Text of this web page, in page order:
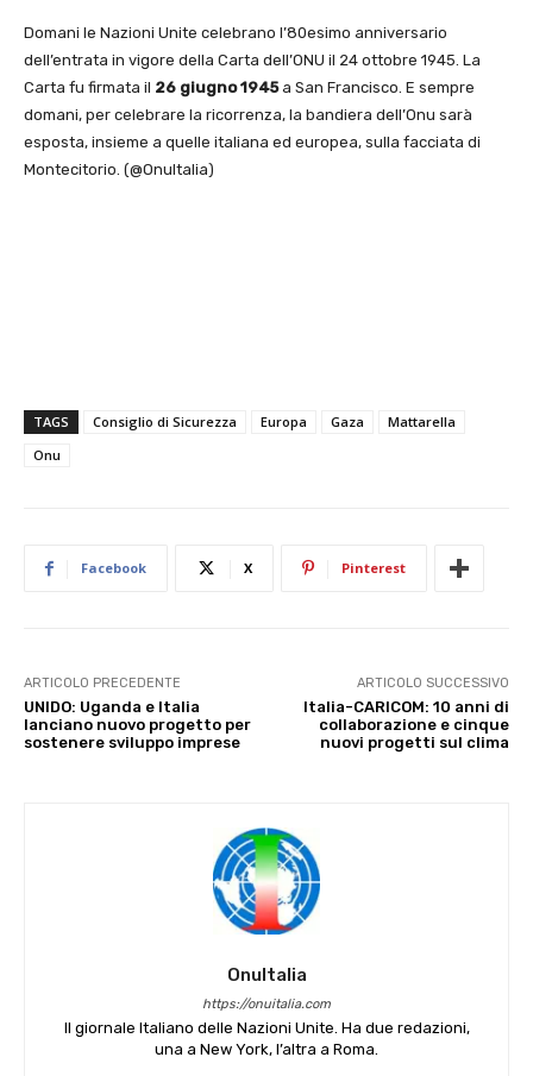
Domani le Nazioni Unite celebrano l’80esimo anniversario
dell’entrata in vigore della Carta dell’ONU il 24 ottobre 1945. La
Carta fu firmata il 26 giugno 1945a San Francisco. E sempre
domani, per celebrare la ricorrenza, la bandiera dell’Onu sarà
esposta, insieme a quelle italiana ed europea, sulla facciata di
Montecitorio. (@OnuItalia)
TAGS Consiglio di Sicurezza Europa Gaza
Mattarella
Onu
Facebook X Pinterest
ARTICOLO PRECEDENTE
UNIDO: Uganda e Italia
lanciano nuovo progetto per
sostenere sviluppo imprese
ARTICOLO SUCCESSIVO
Italia-CARICOM: 10 anni di
collaborazione e cinque
nuovi progetti sul clima
OnuItalia
https://onuitalia.com
Il giornale Italiano delle Nazioni Unite. Ha due redazioni,
una a New York, l’altra a Roma.